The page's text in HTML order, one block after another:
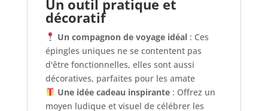
Un outil pratique et
décoratif
Un compagnon de voyage idéal: Ces
épingles uniques ne se contentent pas
d'être fonctionnelles, elles sont aussi
décoratives, parfaites pour les amate
Une idée cadeau inspirante: Offrez un
moyen ludique et visuel de célébrer les